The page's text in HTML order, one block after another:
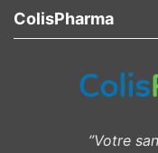
ColisPharma
”Votre